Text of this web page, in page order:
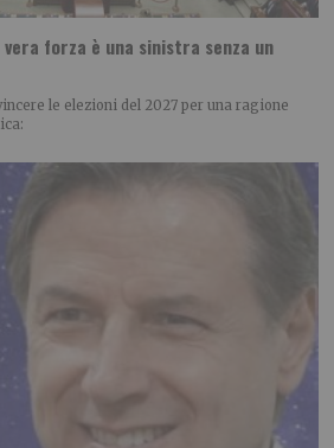
forza è una sinistra senza un
le elezioni del 2027 per una ragione